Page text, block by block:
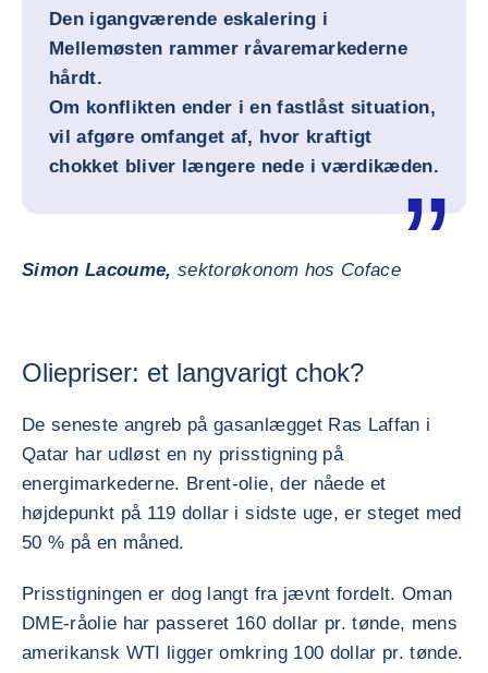
Den igangværende eskalering i
Mellemøsten rammer råvaremarkederne
hårdt.
Om konflikten ender i en fastlåst situation,
vil afgøre omfanget af, hvor kraftigt
chokket bliver længere nede i værdikæden.
Simon Lacoume,sektorøkonom hos Coface
Oliepriser: et langvarigt chok?
De seneste angreb på gasanlægget Ras Laffan i
Qatar har udløst en ny prisstigning på
energimarkederne. Brent-olie, der nåede et
højdepunkt på 119 dollar i sidste uge, er steget med
50 % på en måned.
Prisstigningen er dog langt fra jævnt fordelt. Oman
DME-råolie har passeret 160 dollar pr. tønde, mens
amerikansk WTI ligger omkring 100 dollar pr. tønde.